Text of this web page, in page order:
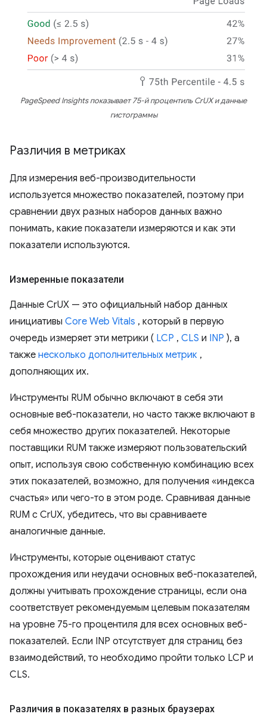
PageSpeed ​​Insights показывает 75-й процентиль CrUX и данные
гистограммы
Различия в метриках
Для измерения веб-производительности
используется множество показателей, поэтому при
сравнении двух разных наборов данных важно
понимать, какие показатели измеряются и как эти
показатели используются.
Измеренные показатели
Данные CrUX — это официальный набор данных
инициативы Core Web Vitals , который в первую
очередь измеряет эти метрики ( LCP , CLS и INP ), а
также несколько дополнительных метрик ,
дополняющих их.
Инструменты RUM обычно включают в себя эти
основные веб-показатели, но часто также включают в
себя множество других показателей. Некоторые
поставщики RUM также измеряют пользовательский
опыт, используя свою собственную комбинацию всех
этих показателей, возможно, для получения «индекса
счастья» или чего-то в этом роде. Сравнивая данные
RUM с CrUX, убедитесь, что вы сравниваете
аналогичные данные.
Инструменты, которые оценивают статус
прохождения или неудачи основных веб-показателей,
должны учитывать прохождение страницы, если она
соответствует рекомендуемым целевым показателям
на уровне 75-го процентиля для всех основных веб-
показателей. Если INP отсутствует для страниц без
взаимодействий, то необходимо пройти только LCP и
CLS.
Различия в показателях в разных браузерах